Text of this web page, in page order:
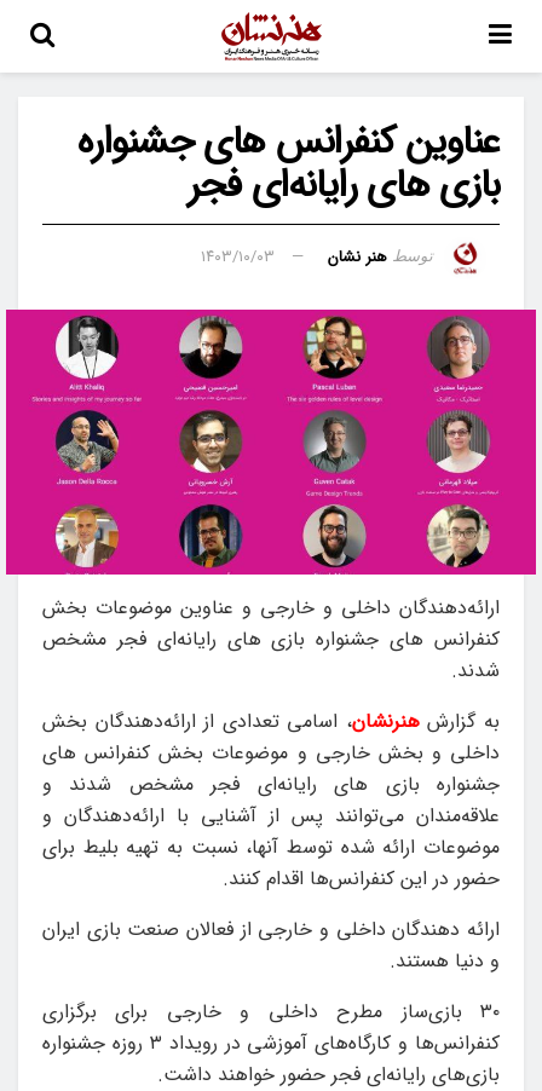
عناوین کنفرانس‌ های جشنواره
بازی‌ های رایانه‌ای فجر
توسط هنر نشان ۱۴۰۳/۱۰/۰۳
ارائه‌دهندگان داخلی و خارجی و عناوین موضوعات بخش
کنفرانس‌ های جشنواره بازی‌ های رایانه‌ای فجر مشخص
شدند.
به گزارشهنرنشان، اسامی تعدادی از ارائه‌دهندگان بخش
داخلی و بخش خارجی و موضوعات بخش کنفرانس‌ های
جشنواره بازی‌ های رایانه‌ای فجر مشخص شدند و
علاقه‌مندان می‌توانند پس از آشنایی با ارائه‌دهندگان و
موضوعات ارائه شده توسط آنها، نسبت به تهیه بلیط برای
حضور در این کنفرانس‌ها اقدام کنند.
ارائه دهندگان داخلی و خارجی از فعالان صنعت بازی ایران
و دنیا هستند.
۳۰ بازی‌ساز مطرح داخلی و خارجی برای برگزاری
کنفرانس‌ها و کارگاه‌های آموزشی در رویداد ۳ روزه جشنواره
بازی‌های رایانه‌ای فجر حضور خواهند داشت.